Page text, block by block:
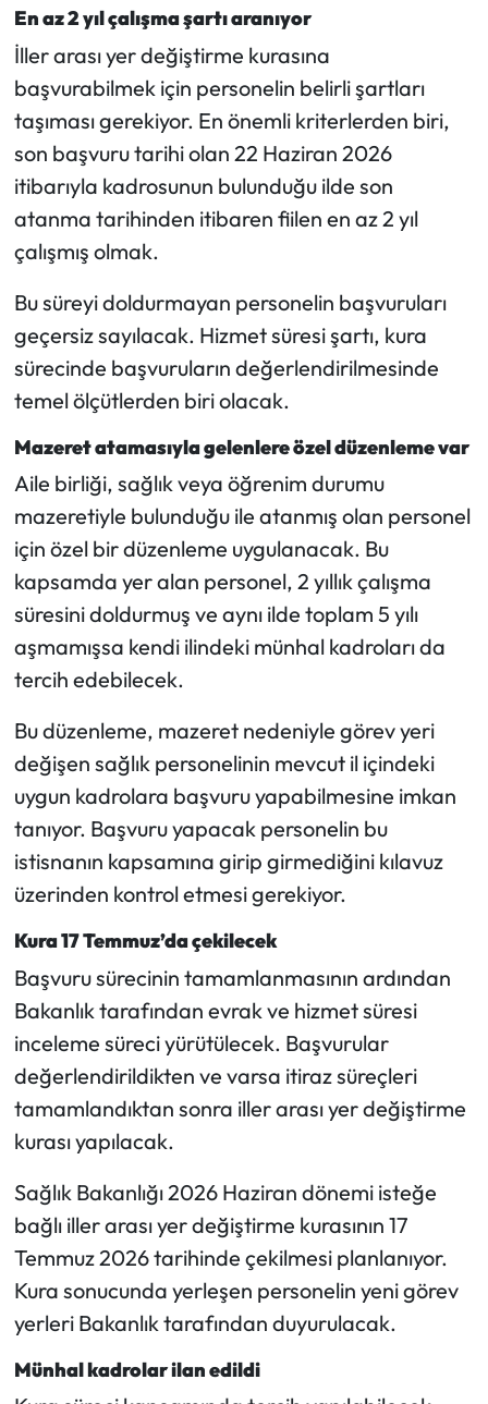
En az 2 yıl çalışma şartı aranıyor
İller arası yer değiştirme kurasına
başvurabilmek için personelin belirli şartları
taşıması gerekiyor. En önemli kriterlerden biri,
son başvuru tarihi olan 22 Haziran 2026
itibarıyla kadrosunun bulunduğu ilde son
atanma tarihinden itibaren fiilen en az 2 yıl
çalışmış olmak.
Bu süreyi doldurmayan personelin başvuruları
geçersiz sayılacak. Hizmet süresi şartı, kura
sürecinde başvuruların değerlendirilmesinde
temel ölçütlerden biri olacak.
Mazeret atamasıyla gelenlere özel düzenleme var
Aile birliği, sağlık veya öğrenim durumu
mazeretiyle bulunduğu ile atanmış olan personel
için özel bir düzenleme uygulanacak. Bu
kapsamda yer alan personel, 2 yıllık çalışma
süresini doldurmuş ve aynı ilde toplam 5 yılı
aşmamışsa kendi ilindeki münhal kadroları da
tercih edebilecek.
Bu düzenleme, mazeret nedeniyle görev yeri
değişen sağlık personelinin mevcut il içindeki
uygun kadrolara başvuru yapabilmesine imkan
tanıyor. Başvuru yapacak personelin bu
istisnanın kapsamına girip girmediğini kılavuz
üzerinden kontrol etmesi gerekiyor.
Kura 17 Temmuz’da çekilecek
Başvuru sürecinin tamamlanmasının ardından
Bakanlık tarafından evrak ve hizmet süresi
inceleme süreci yürütülecek. Başvurular
değerlendirildikten ve varsa itiraz süreçleri
tamamlandıktan sonra iller arası yer değiştirme
kurası yapılacak.
Sağlık Bakanlığı 2026 Haziran dönemi isteğe
bağlı iller arası yer değiştirme kurasının 17
Temmuz 2026 tarihinde çekilmesi planlanıyor.
Kura sonucunda yerleşen personelin yeni görev
yerleri Bakanlık tarafından duyurulacak.
Münhal kadrolar ilan edildi